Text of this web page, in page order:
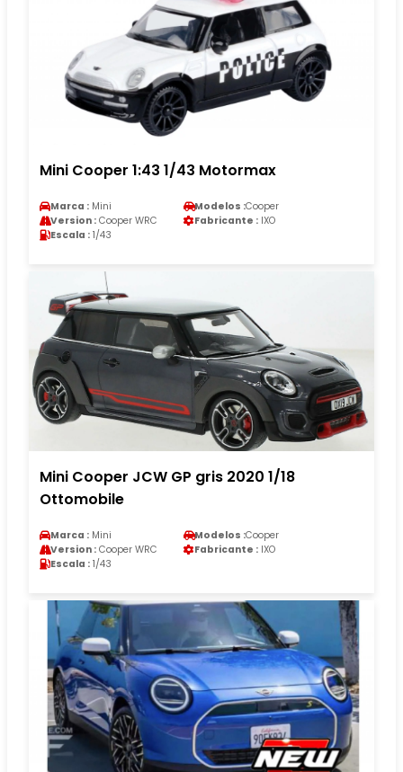
Mini Cooper 1:43 1/43 Motormax
Marca : Mini Modelos :Cooper
Version : Cooper WRC Fabricante : IXO
Escala : 1/43
Mini Cooper JCW GP gris 2020 1/18
Ottomobile
Marca : Mini Modelos :Cooper
Version : Cooper WRC Fabricante : IXO
Escala : 1/43